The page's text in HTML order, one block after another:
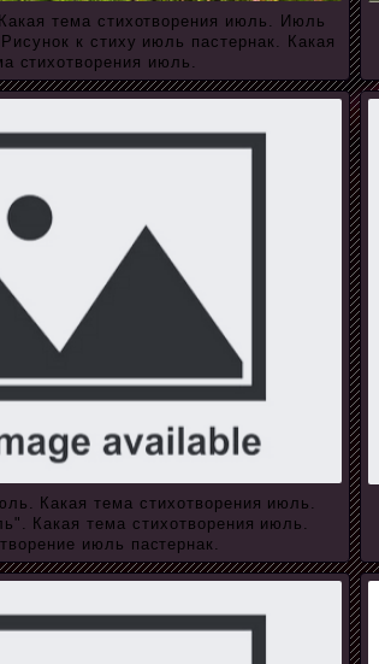
тема стихотворения июль. Июль
к стиху июль пастернак. Какая
стихотворения июль.
Какая тема стихотворения июль.
Какая тема стихотворения июль.
июль пастернак.